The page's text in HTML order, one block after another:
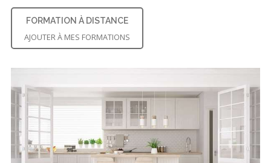
FORMATION À DISTANCE
AJOUTER À MES FORMATIONS